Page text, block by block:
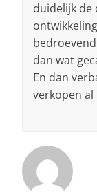
duidelijk de
dan wat
En dan
verkopen